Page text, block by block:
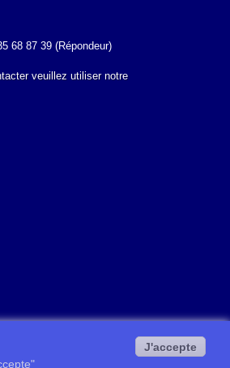
68 87 39 (Répondeur)
veuillez utiliser notre
J'accepte